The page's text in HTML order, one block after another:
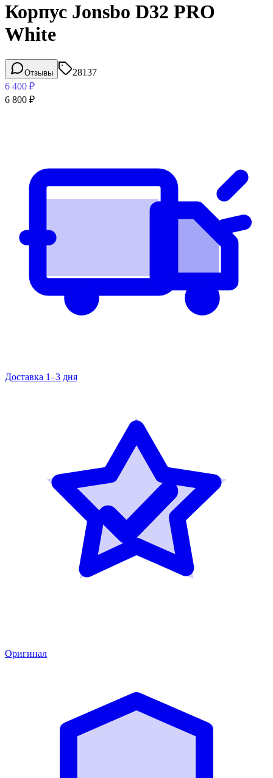
Корпус Jonsbo D32 PRO
White
Отзывы
28137
6 400 ₽
6 800 ₽
Доставка 1–3 дня
Оригинал